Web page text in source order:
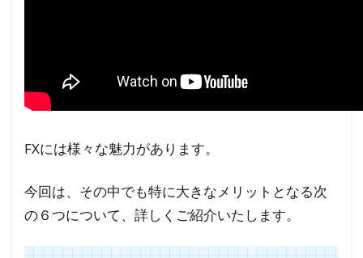
1.2
②平
あれ
時間
取引
FXには様々な魅力があります。
今回は、その中でも特に大きなメリットとなる次
の６つについて、詳しくご紹介いたします。